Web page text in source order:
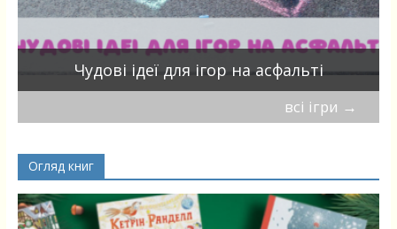
Чудові ідеї для ігор на асфальті
всі ігри →
Огляд книг